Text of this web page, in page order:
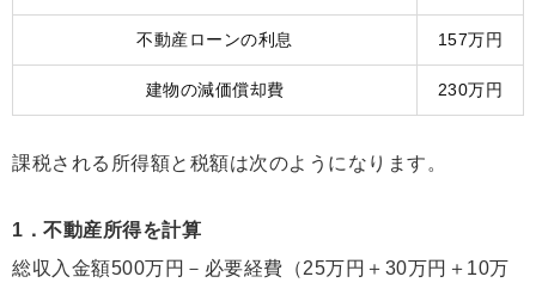
不動産ローンの利息 157万円
建物の減価償却費 230万円
課税される所得額と税額は次のようになります。
1．不動産所得を計算
総収入金額500万円－必要経費（25万円＋30万円＋10万